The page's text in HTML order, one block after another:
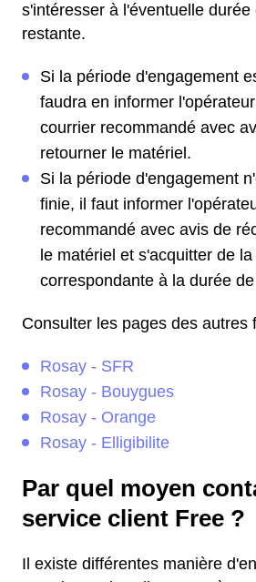
s'intéresser à l'éventuelle durée
restante.
Si la période d'engagement
faudra en informer
courrier recommandé avec
retourner le matériel.
Si la période d'engagement
finie, il faut informer
recommandé avec avis de
le matériel et s'acquitter de
correspondante à la durée
Consulter les pages des autres
Rosay - SFR
Rosay - Bouygues
Rosay - Orange
Rosay - Elligibilite
Par quel moyen
service client Free ?
Il existe différentes manière